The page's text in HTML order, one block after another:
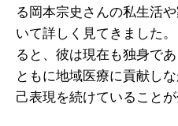
る岡本宗史さんの私生活
いて詳しく見てきました
ると、彼は現在も独身で
ともに地域医療に貢献し
己表現を続けていることが